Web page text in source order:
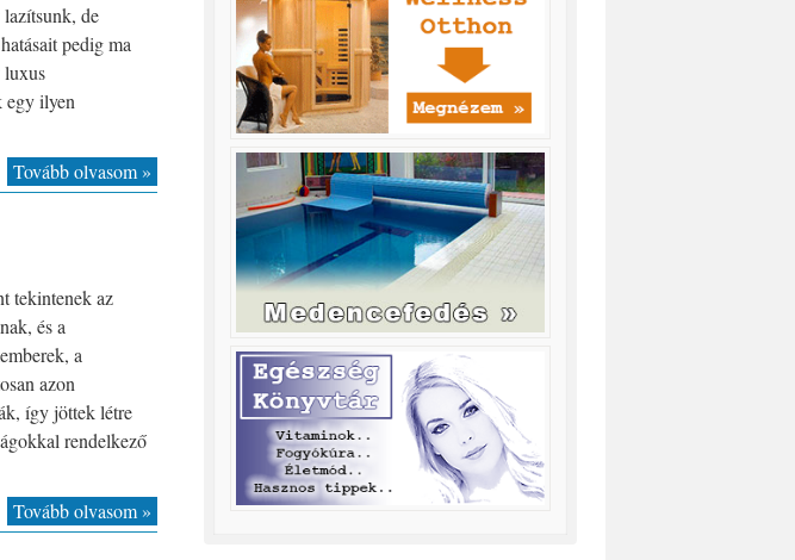
de
pedig ma
luxus
egy ilyen
Tovább olvasom »
tekintenek az
és a
a
azon
így jöttek létre
rendelkező
Tovább olvasom »